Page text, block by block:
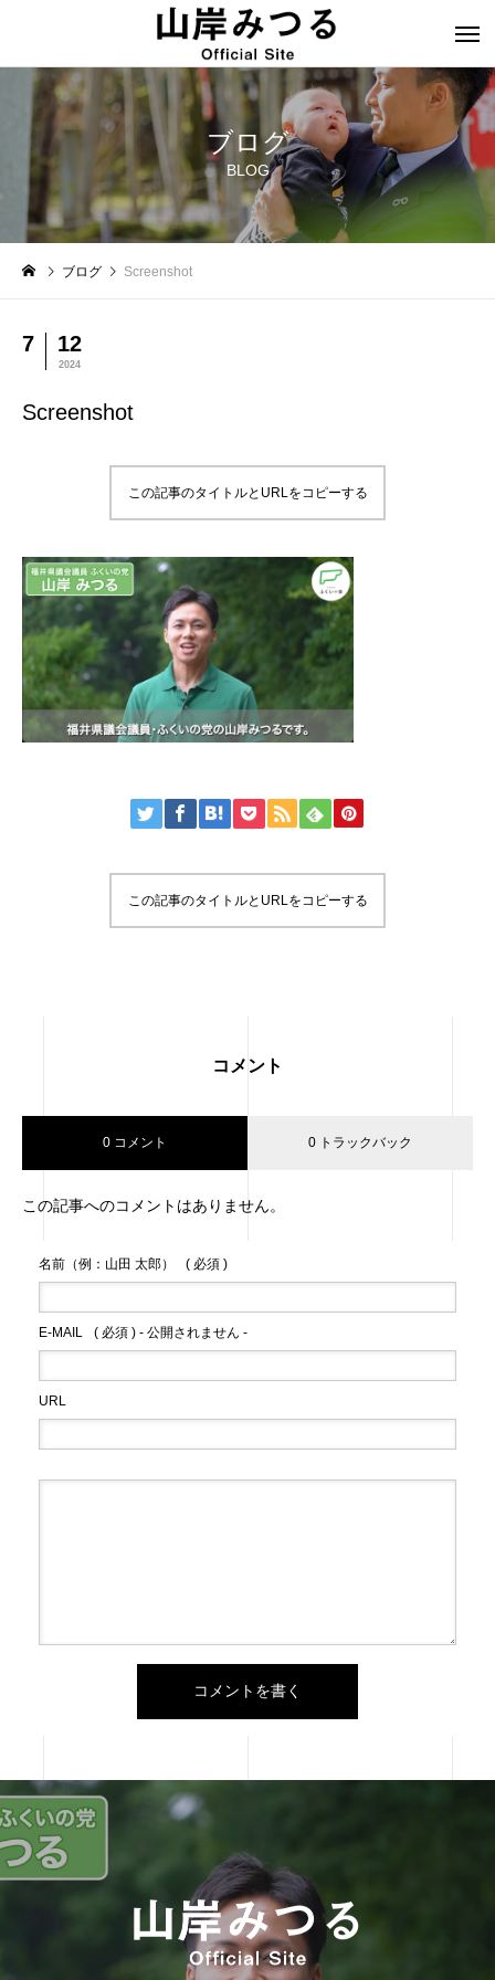
ブログ
BLOG
ブログ Screenshot
7 12
2024
Screenshot
この記事のタイトルとURLをコピーする
この記事のタイトルとURLをコピーする
コメント
0 コメント 0 トラックバック
この記事へのコメントはありません。
名前（例：山田 太郎） ( 必須 )
E-MAIL ( 必須 ) - 公開されません -
URL